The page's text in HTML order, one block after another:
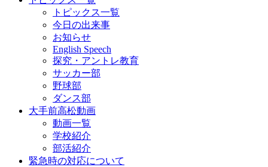
トピックス一覧
今日の出来事
お知らせ
English Speech
探究・アントレ教育
サッカー部
野球部
ダンス部
大手前高松動画
動画一覧
学校紹介
部活紹介
緊急時の対応について